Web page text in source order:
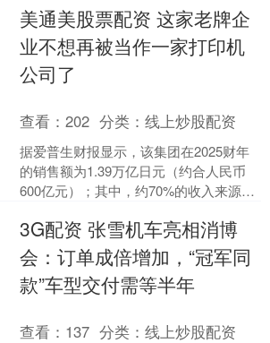
美通美股票配资 这家老牌企
业不想再被当作一家打印机
公司了
查看：202 分类：线上炒股配资
据爱普生财报显示，该集团在2025财年
的销售额为1.39万亿日元（约合人民币
600亿元）；其中，约70%的收入来源于
这份....
3G配资 张雪机车亮相消博
会：订单成倍增加，“冠军同
款”车型交付需等半年
查看： 137 分类：线上炒股配资